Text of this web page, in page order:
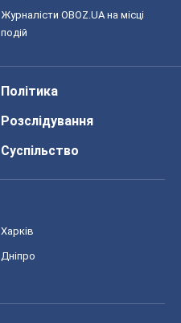
Журналісти OBOZ.UA на місці
подій
Політика
Розслідування
Суспільство
Харків
Дніпро